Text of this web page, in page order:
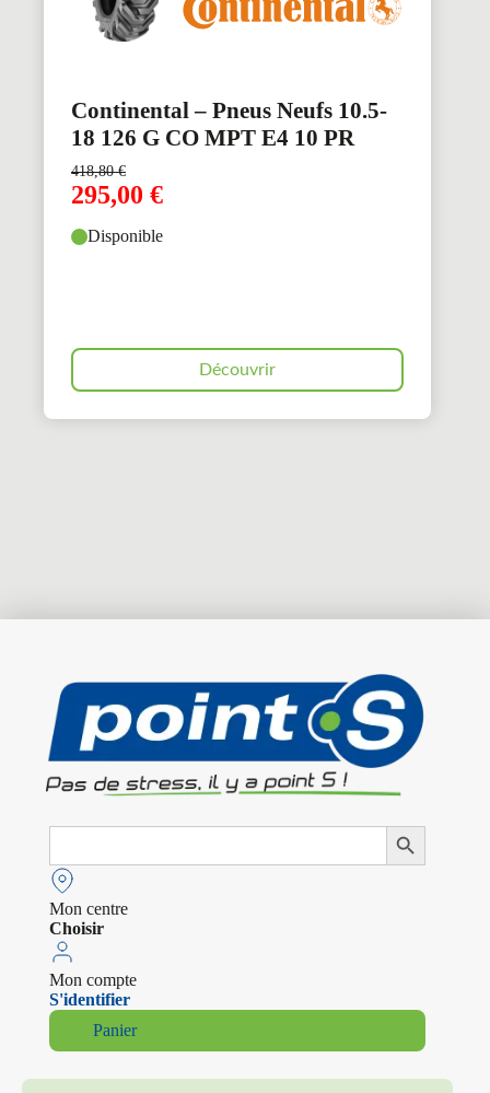
Continental – Pneus Neufs 10.5-
18 126 G CO MPT E4 10 PR
418,80€
295,00 €
Disponible
Découvrir
Search
Search Button
Mon centre
Choisir
Mon compte
S'identifier
Panier